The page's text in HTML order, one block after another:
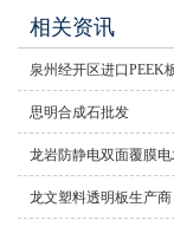
相关资讯
泉州经开区进口PEEK
思明合成石批发
龙岩防静电双面覆膜
龙文塑料透明板生产商